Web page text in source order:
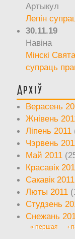
Артыкул
Лепін
30.11.19
Навіна
Мінскі
супраць
Архіў
Верасень
Жнівень
Ліпень 2011
Чэрвень
Май 2011
Красавік
Сакавік 2011
Люты 2011
Студзень
Снежань
Старонкі
« першая ‹